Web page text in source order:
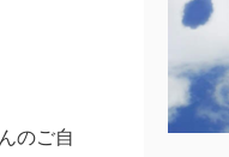
のご自